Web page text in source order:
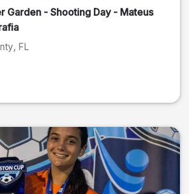
Garden - Shooting Day - Mateus
, FL